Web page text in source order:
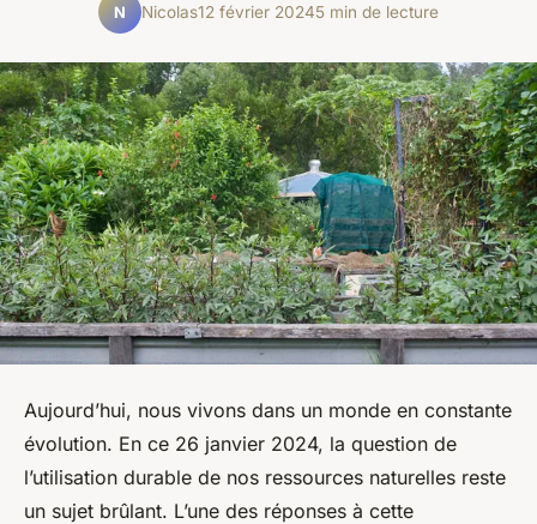
N Nicolas12 février 20245 min de lecture
Aujourd’hui, nous vivons dans un monde en constante
évolution. En ce 26 janvier 2024, la question de
l’utilisation durable de nos ressources naturelles reste
un sujet brûlant. L’une des réponses à cette